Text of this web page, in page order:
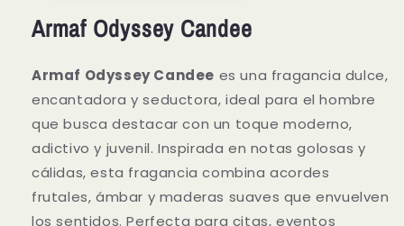
Armaf Odyssey Candee
Armaf Odyssey Candee es una fragancia dulce,
encantadora y seductora, ideal para el hombre
que busca destacar con un toque moderno,
adictivo y juvenil. Inspirada en notas golosas y
cálidas, esta fragancia combina acordes
frutales, ámbar y maderas suaves que envuelven
los sentidos. Perfecta para citas, eventos